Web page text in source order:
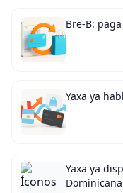
Bre-B:
Yaxa ya
Yaxa ya
Dominicana